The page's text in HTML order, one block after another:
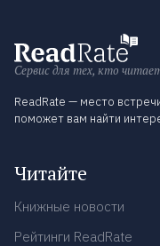
Сервис для тех, кто
ReadRate — место
поможет вам найти
Читайте
Книжные новости
Рейтинги ReadRate